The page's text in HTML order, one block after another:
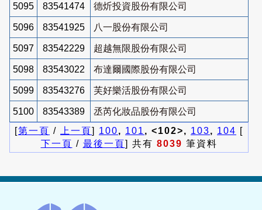
5095 83541474 德炘投資股份有限公司
5096 83541925 八一股份有限公司
5097 83542229 超越無限股份有限公司
5098 83543022 布達爾國際股份有限公司
5099 83543276 芙好樂活股份有限公司
5100 83543389
丞芮化妝品股份有限公司
[第一頁 / 上一頁] 100, 101 , <102>, 103, 104 [
下一頁 / 最後一頁] 共有 8039 筆資料